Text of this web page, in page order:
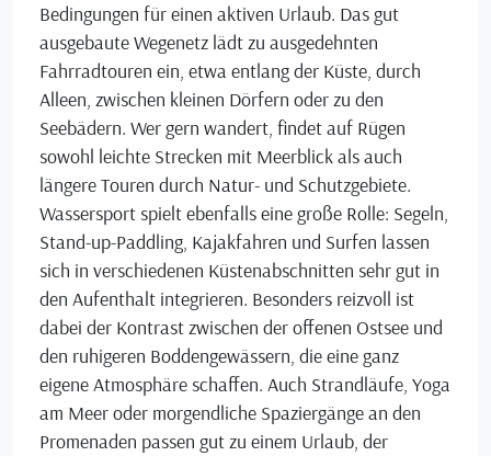
Bedingungen für einen aktiven Urlaub. Das gut
ausgebaute Wegenetz lädt zu ausgedehnten
Fahrradtouren ein, etwa entlang der Küste, durch
Alleen, zwischen kleinen Dörfern oder zu den
Seebädern. Wer gern wandert, findet auf Rügen
sowohl leichte Strecken mit Meerblick als auch
längere Touren durch Natur- und Schutzgebiete.
Wassersport spielt ebenfalls eine große Rolle: Segeln,
Stand-up-Paddling, Kajakfahren und Surfen lassen
sich in verschiedenen Küstenabschnitten sehr gut in
den Aufenthalt integrieren. Besonders reizvoll ist
dabei der Kontrast zwischen der offenen Ostsee und
den ruhigeren Boddengewässern, die eine ganz
eigene Atmosphäre schaffen. Auch Strandläufe, Yoga
am Meer oder morgendliche Spaziergänge an den
Promenaden passen gut zu einem Urlaub, der